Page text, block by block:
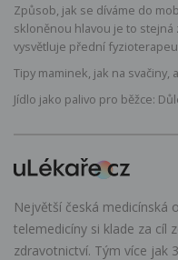
Způsob, jak se díváme do
skloněnou hlavou je to stejná
vysvětluje přední
Tipy maminek, jak na
Jídlo jako palivo pro běžce:
Největší česká medicínská
telemedicíny si klade za cíl
zdravotnictví. Tým více jak